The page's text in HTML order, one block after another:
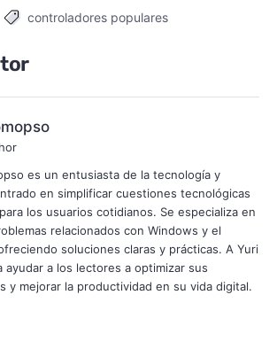
Tagscontroladores populares
es un entusiasta de la tecnología y
en simplificar cuestiones tecnológicas
los usuarios cotidianos. Se especializa en
relacionados con Windows y el
soluciones claras y prácticas. A Yuri
ayudar a los lectores a optimizar sus
y mejorar la productividad en su vida digital.